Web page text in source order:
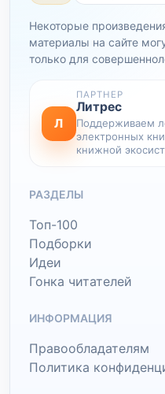
Некоторые
материалы на сайте
только для
Л
ПАРТНЕР
Литрес
Поддерживаем
электронных
книжной
РАЗДЕЛЫ
Топ-100
Подборки
Идеи
Гонка читателей
ИНФОРМАЦИЯ
Правообладателям
Политика